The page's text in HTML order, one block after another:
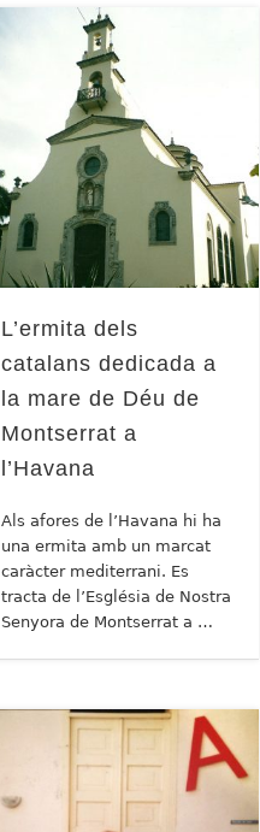
L’ermita dels
catalans dedicada a
la mare de Déu de
Montserrat a
l’Havana
Als afores de l’Havana hi ha
una ermita amb un marcat
caràcter mediterrani. Es
tracta de l’Església de Nostra
Senyora de Montserrat a …